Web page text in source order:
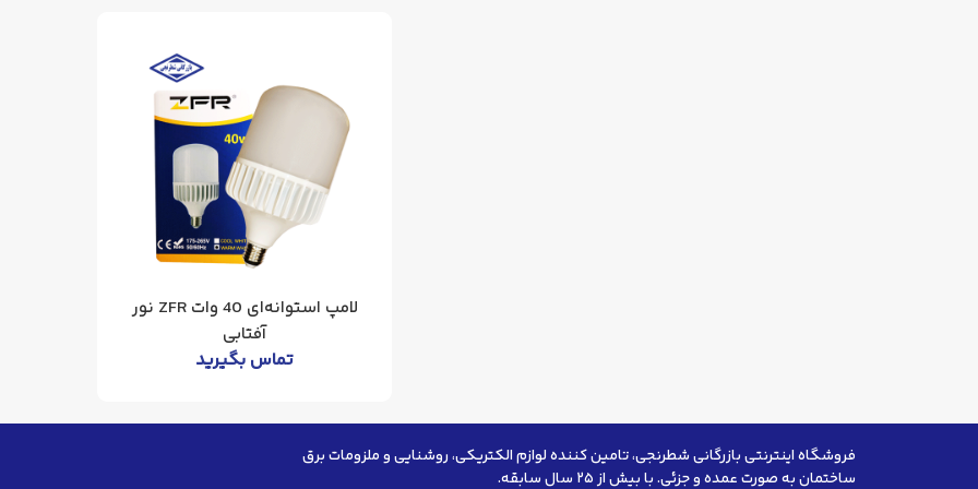
لامپ استوانه‌ای 40 وات ZFR نور
آفتابی
تماس بگیرید
فروشگاه اینترنتی بازرگانی شطرنجی، تامین کننده لوازم الکتریکی، روشنایی و ملزومات برق
ساختمان به صورت عمده و جزئی. با بیش از ۲۵ سال سابقه.